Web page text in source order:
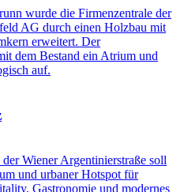
wurde die Firmenzentrale der
AG durch einen Holzbau mit
erweitert. Der
dem Bestand ein Atrium und
auf.
Wiener Argentinierstraße soll
und urbaner Hotspot für
Gastronomie und modernes